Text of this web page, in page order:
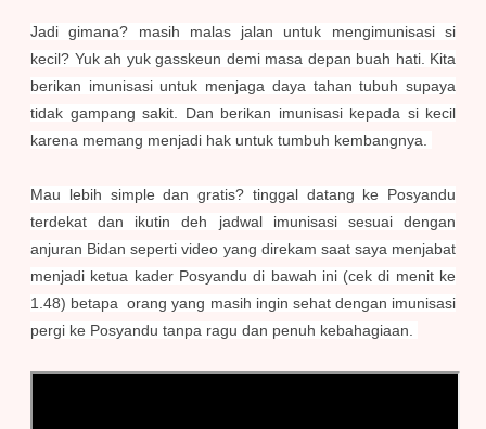
Jadi gimana? masih malas jalan untuk mengimunisasi si
kecil? Yuk ah yuk gasskeun demi masa depan buah hati. Kita
berikan imunisasi untuk menjaga daya tahan tubuh supaya
tidak gampang sakit. Dan berikan imunisasi kepada si kecil
karena memang menjadi hak untuk tumbuh kembangnya.
Mau lebih simple dan gratis? tinggal datang ke Posyandu
terdekat dan ikutin deh jadwal imunisasi sesuai dengan
anjuran Bidan seperti video yang direkam saat saya menjabat
menjadi ketua kader Posyandu di bawah ini (cek di menit ke
1.48) betapa orang yang masih ingin sehat dengan imunisasi
pergi ke Posyandu tanpa ragu dan penuh kebahagiaan.